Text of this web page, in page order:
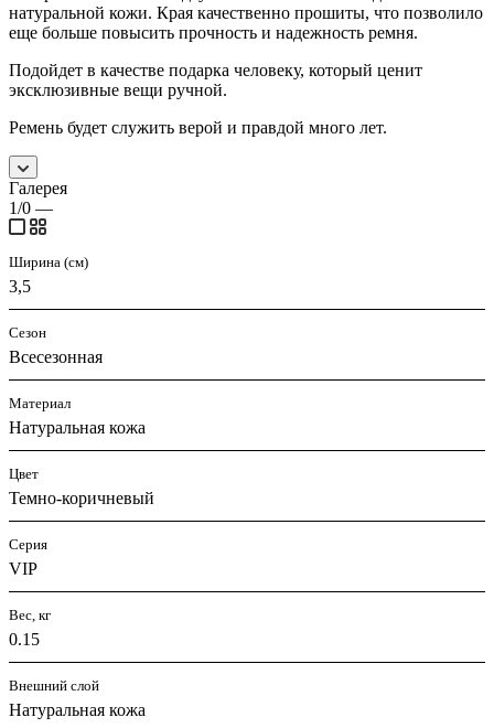
натуральной кожи. Края качественно прошиты, что позволило
еще больше повысить прочность и надежность ремня.
Подойдет в качестве подарка человеку, который ценит
эксклюзивные вещи ручной.
Ремень будет служить верой и правдой много лет.
Галерея
1/0 —
Ширина (см)
3,5
Сезон
Всесезонная
Материал
Натуральная кожа
Цвет
Темно-коричневый
Серия
VIP
Вес, кг
0.15
Внешний слой
Натуральная кожа